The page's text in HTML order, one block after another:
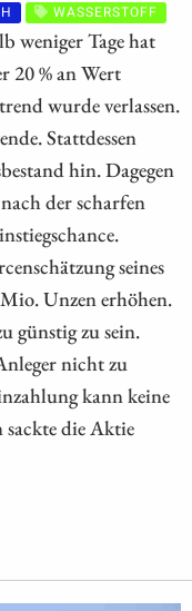
WASSERSTOFF
weniger Tage hat
20 % an Wert
wurde verlassen.
Stattdessen
hin. Dagegen
der scharfen
seines
Unzen erhöhen.
günstig zu sein.
nicht zu
kann keine
sackte die Aktie